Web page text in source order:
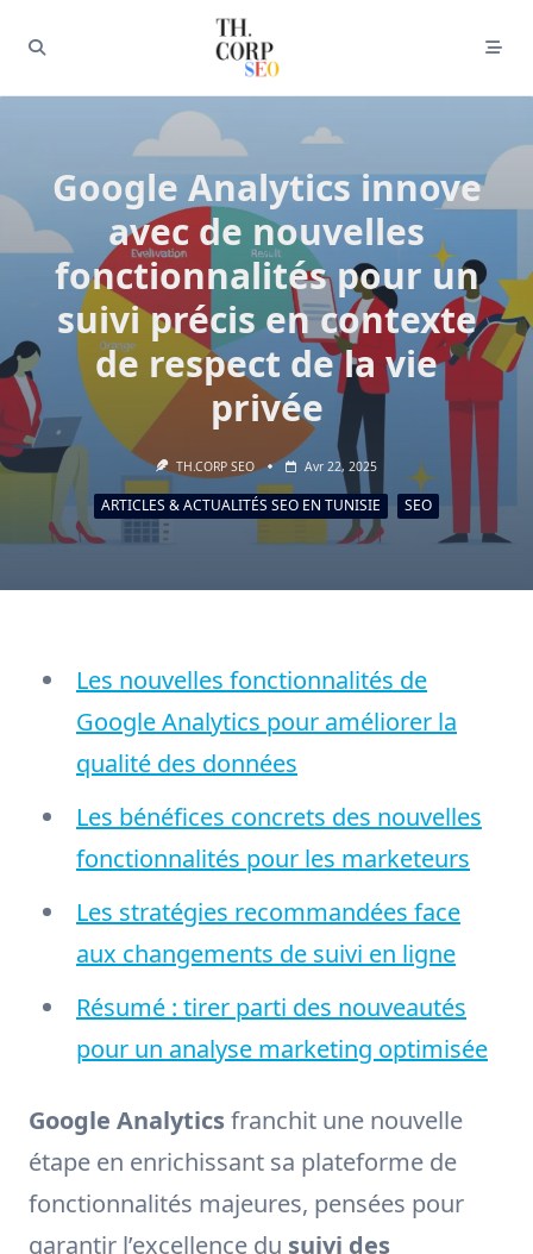
Google Analytics innove
avec de nouvelles
fonctionnalités pour un
suivi précis en contexte
de respect de la vie
privée
TH.CORP SEO Avr 22, 2025
ARTICLES & ACTUALITÉS SEO EN TUNISIE SEO
Les nouvelles fonctionnalités de
Google Analytics pour améliorer la
qualité des données
Les bénéfices concrets des nouvelles
fonctionnalités pour les marketeurs
Les stratégies recommandées face
aux changements de suivi en ligne
Résumé : tirer parti des nouveautés
pour un analyse marketing optimisée
Google Analytics franchit une nouvelle
étape en enrichissant sa plateforme de
fonctionnalités majeures, pensées pour
garantir l’excellence du suivi des